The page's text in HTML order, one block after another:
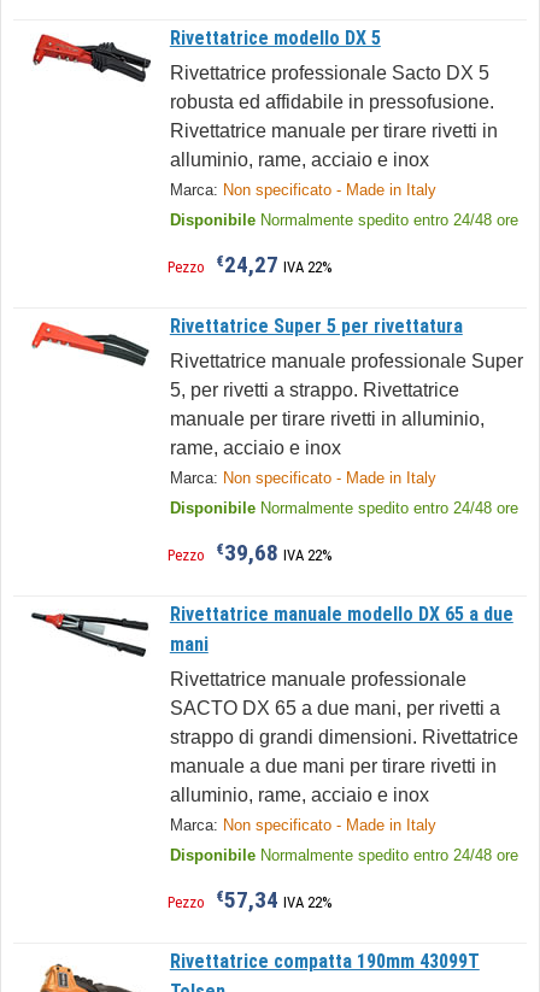
Rivettatrice modello DX 5
Rivettatrice professionale Sacto DX 5
robusta ed affidabile in pressofusione.
Rivettatrice manuale per tirare rivetti in
alluminio, rame, acciaio e inox
Marca: Non specificato - Made in Italy
Disponibile Normalmente spedito entro 24/48 ore
Pezzo €24,27 IVA 22%
Rivettatrice Super 5 per rivettatura
Rivettatrice manuale professionale Super
5, per rivetti a strappo. Rivettatrice
manuale per tirare rivetti in alluminio,
rame, acciaio e inox
Marca: Non specificato - Made in Italy
Disponibile Normalmente spedito entro 24/48 ore
Pezzo €39,68 IVA 22%
Rivettatrice manuale modello DX 65 a due
mani
Rivettatrice manuale professionale
SACTO DX 65 a due mani, per rivetti a
strappo di grandi dimensioni. Rivettatrice
manuale a due mani per tirare rivetti in
alluminio, rame, acciaio e inox
Marca: Non specificato - Made in Italy
Disponibile Normalmente spedito entro 24/48 ore
Pezzo €57,34 IVA 22%
Rivettatrice compatta 190mm 43099T